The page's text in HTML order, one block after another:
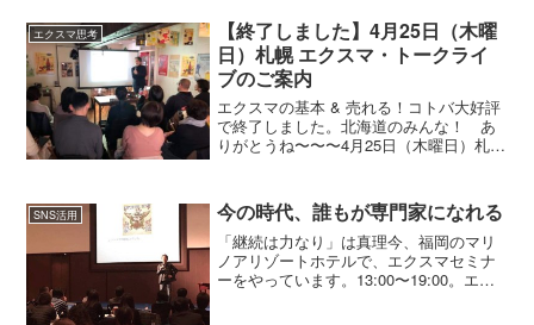
代、そんな固定観念は捨てることです。
アメリカの作家マーク・トウェインは、
こんな言葉を残しています。「成功の秘
訣は、職業をレジャーとみなすこと
だ。」仕事を遊びのように楽しむ心を持
つことが、成功への鍵だということ。
エクスマ思考
【終了しました】4月25日（木曜
日）札幌 エクスマ・トークライ
ブのご案内
エクスマの基本 & 売れる！コトバ大好評
で終了しました。北海道のみんな！ あ
りがとうね〜〜〜4月25日（木曜日）札幌
る！コトバ」エクスマを知らない人、エ
クスマセミナー初...
SNS活用 今の時代、誰もが専門家になれる
「継続は力なり」は真理今、福岡のマリ
ノアリゾートホテルで、エクスマセミナ
ーをやっています。13:00〜19:00。エク